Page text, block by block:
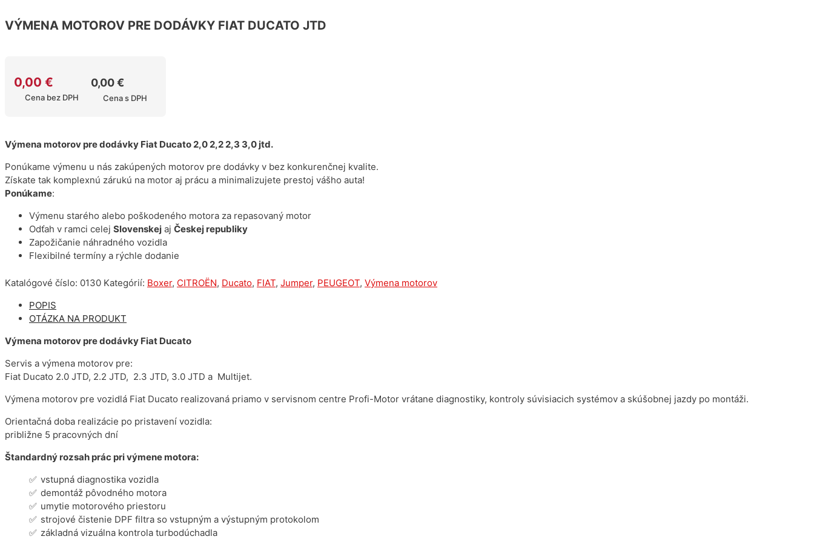
VÝMENA MOTOROV PRE DODÁVKY FIAT DUCATO JTD
0,00 €
Cena bez DPH
0,00€
Cena s DPH
Výmena motorov pre dodávky Fiat Ducato 2,0 2,2 2,3 3,0 jtd.
Ponúkame výmenu u nás zakúpených motorov pre dodávky v bez konkurenčnej kvalite.
Získate tak komplexnú zárukú na motor aj prácu a minimalizujete prestoj vášho auta!
Ponúkame:
Výmenu starého alebo poškodeného motora za repasovaný motor
Odťah v ramci celej Slovenskej aj Českej republiky
Zapožičanie náhradného vozidla
Flexibilné termíny a rýchle dodanie
Katalógové číslo: 0130 Kategórií: Boxer, CITROËN, Ducato, FIAT, Jumper, PEUGEOT, Výmena motorov
POPIS
OTÁZKA NA PRODUKT
Výmena motorov pre dodávky Fiat Ducato
Servis a výmena motorov pre:
Fiat Ducato 2.0 JTD, 2.2 JTD, 2.3 JTD, 3.0 JTD a Multijet.
Výmena motorov pre vozidlá Fiat Ducato realizovaná priamo v servisnom centre Profi-Motor vrátane diagnostiky, kontroly súvisiacich systémov a skúšobnej jazdy po montáži.
Orientačná doba realizácie po pristavení vozidla:
približne 5 pracovných dní
Štandardný rozsah prác pri výmene motora:
vstupná diagnostika vozidla
demontáž pôvodného motora
umytie motorového priestoru
strojové čistenie DPF filtra so vstupným a výstupným protokolom
základná vizuálna kontrola turbodúchadla